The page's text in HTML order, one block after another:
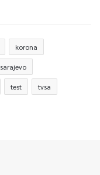
korona
sarajevo
test tvsa